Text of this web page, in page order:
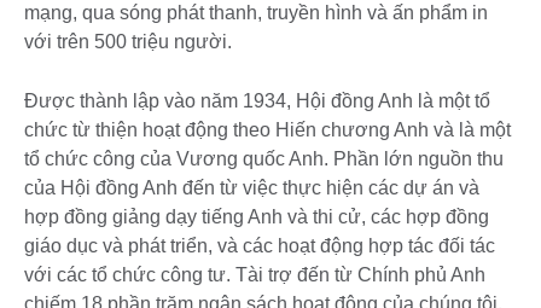
mạng, qua sóng phát thanh, truyền hình và ấn phẩm in
với trên 500 triệu người.
Được thành lập vào năm 1934, Hội đồng Anh là một tổ
chức từ thiện hoạt động theo Hiến chương Anh và là một
tổ chức công của Vương quốc Anh. Phần lớn nguồn thu
của Hội đồng Anh đến từ việc thực hiện các dự án và
hợp đồng giảng dạy tiếng Anh và thi cử, các hợp đồng
giáo dục và phát triển, và các hoạt động hợp tác đối tác
với các tổ chức công tư. Tài trợ đến từ Chính phủ Anh
chiếm 18 phần trăm ngân sách hoạt động của chúng tôi.